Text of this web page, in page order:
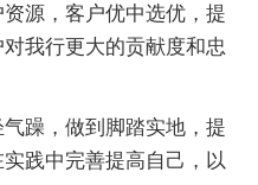
源，客户优中选优，提
我行更大的贡献度和忠
躁，做到脚踏实地，提
践中完善提高自己，以